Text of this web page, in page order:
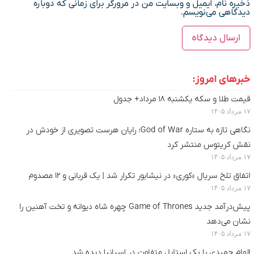
ذخیره نام، ایمیل و وبسایت من در مرورگر برای زمانی که دوباره
دیدگاهی می‌نویسم.
خبرهای امروز:
قیمت طلا و سکه یکشنبه ۱۸ مرداد+ جدول
۱۷ مرداد ۱۴۰۵
نگاهی تازه به ستاره God of War؛ رایان هرست تصویری از خودش در
نقش کریتوس منتشر کرد
۱۷ مرداد ۱۴۰۵
اتفاق تلخ سریال «کوری» در نیشابور تکرار شد | یک قربانی و ۱۲ مصدوم
۱۷ مرداد ۱۴۰۵
پیش‌درآمد جدید Game of Thrones چهره شاه دیوانه و تخت آهنین را
نشان می‌دهد
۱۷ مرداد ۱۴۰۵